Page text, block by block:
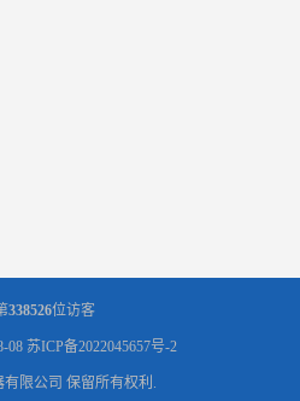
338526位访客
08 苏ICP备2022045657号-2
限公司 保留所有权利.